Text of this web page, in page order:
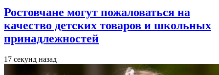
Ростовчане могут пожаловаться на
качество детских товаров и школьных
принадлежностей
17 секунд назад